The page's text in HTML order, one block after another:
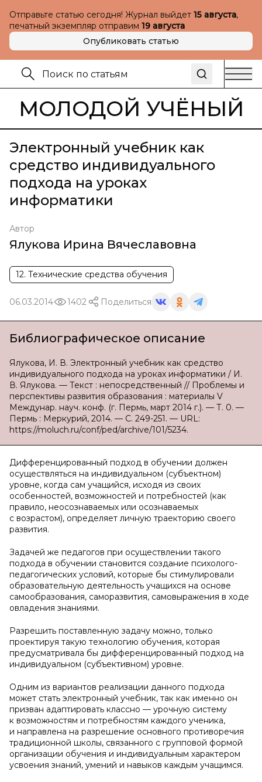
Отправьте статью сегодня! Журнал выйдет 15 августа,
печатный экземпляр отправим 19 августа
Опубликовать статью
МОЛОДОЙ УЧЁНЫЙ
Электронный учебник как
средство индивидуального
подхода на уроках
информатики
Автор
Ялукова Ирина Вячеславовна
12. Технические средства обучения
06.03.2014 1402 Поделиться
Библиографическое описание
Ялукова, И. В. Электронный учебник как средство
индивидуального подхода на уроках информатики / И.
В. Ялукова. — Текст : непосредственный // Проблемы и
перспективы развития образования : материалы V
Междунар. науч. конф. (г. Пермь, март 2014 г.). — Т. 0. —
Пермь : Меркурий, 2014. — С. 249-251. — URL:
https://moluch.ru/conf/ped/archive/101/5234.
Дифференцированный подход в обучении должен
осуществляться на индивидуальном (субъектном)
уровне, когда сам учащийся, исходя из своих
особенностей, возможностей и потребностей (как
правило, неосознаваемых или осознаваемых
с возрастом), определяет личную траекторию своего
развития.
Задачей же педагогов при осуществлении такого
подхода в обучении становится создание психолого-
педагогических условий, которые бы стимулировали
образовательную деятельность учащихся на основе
самообразования, саморазвития, самовыражения в ходе
овладения знаниями.
Разрешить поставленную задачу можно, только
проектируя такую технологию обучения, которая
предусматривала бы дифференцированный подход на
индивидуальном (субъективном) уровне.
Одним из вариантов реализации данного подхода
может стать электронный учебник, так как именно он
призван адаптировать классно — урочную систему
к возможностям и потребностям каждого ученика,
и направлена на разрешение основного противоречия
традиционной школы, связанного с групповой формой
организации обучения и индивидуальным характером
усвоения знаний, умений и навыков каждым учащимся.